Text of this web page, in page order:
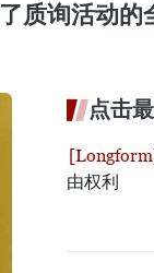
质询活动的
点击
由权利